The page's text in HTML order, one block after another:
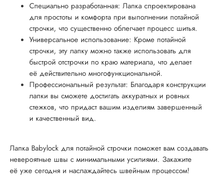
Специально разработанная: Лапка спроектирована
для простоты и комфорта при выполнении потайной
строчки, что существенно облегчает процесс шитья.
Универсальное использование: Кроме потайной
строчки, эту лапку можно также использовать для
быстрой отстрочки по краю материала, что делает
её действительно многофункциональной.
Профессиональный результат: Благодаря конструкции
лапки вы сможете достигать аккуратных и ровных
стежков, что придаст вашим изделиям завершенный
и качественный вид.
Лапка Babylock для потайной строчки поможет вам создавать
невероятные швы с минимальными усилиями. Закажите
её уже сегодня и наслаждайтесь швейным процессом!